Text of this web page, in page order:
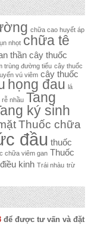
chữa cao huyết áp
nhọt chữa tê
thần cây thuốc
trùng đường tiểu cây thuốc
vú viêm cây thuốc
họng đau lá
rễ nhầu Tang
ký sinh
Thuốc chữa
đầu thuốc
chữa viêm gan Thuốc
kinh Trái nhàu trừ
để được tư vấn và đặt